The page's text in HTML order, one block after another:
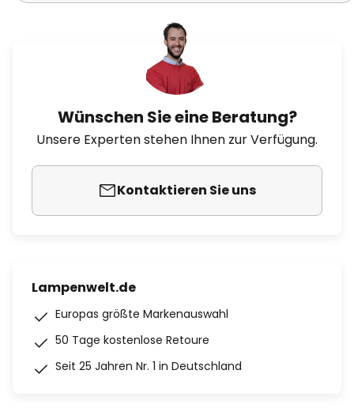
Wünschen Sie eine Beratung?
Unsere Experten stehen Ihnen zur Verfügung.
Kontaktieren Sie uns
Lampenwelt.de
Europas größte Markenauswahl
50 Tage kostenlose Retoure
Seit 25 Jahren Nr. 1 in Deutschland